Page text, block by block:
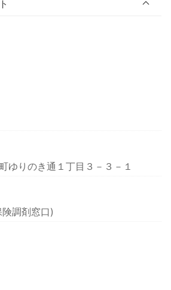
ゆりのき通１丁目３－３－１
調剤窓口)